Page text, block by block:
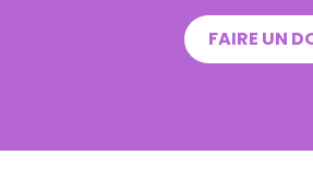
FAIRE UN